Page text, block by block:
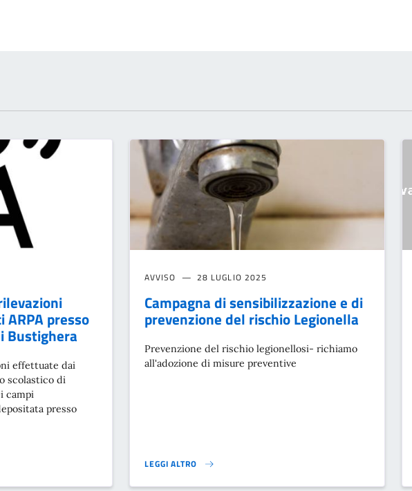
presso
Bustighera
effettuate dai
scolastico di
campi
presso
EFFETTUATE DAI TECNICI ARPA PRESSO IL PLESSO SCOLASTICO DI BUSTIGHERA }
AVVISO 28 LUGLIO 2025
Campagna di sensibilizzazione e di
prevenzione del rischio Legionella
Prevenzione del rischio legionellosi- richiamo
all'adozione di misure preventive
LEGGI ALTRO
CAMPAGNA DI SENSIBILIZZAZIONE E DI PREVENZIONE DEL